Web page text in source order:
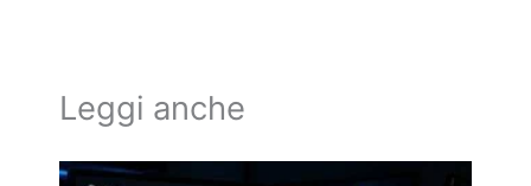
Leggi anche